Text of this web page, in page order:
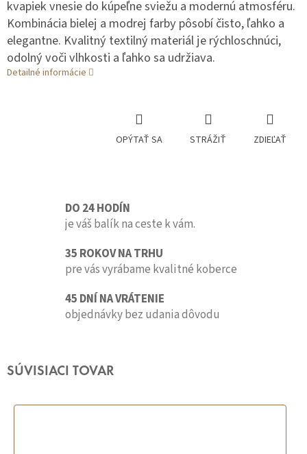
kvapiek vnesie do kúpeľne sviežu a modernú atmosféru.
Kombinácia bielej a modrej farby pôsobí čisto, ľahko a
elegantne. Kvalitný textilný materiál je rýchloschnúci,
odolný voči vlhkosti a ľahko sa udržiava.
Detailné informácie
OPÝTAŤ SA STRÁŽIŤ ZDIEĽAŤ
DO 24 HODÍN
je váš balík na ceste k vám.
35 ROKOV NA TRHU
pre vás vyrábame kvalitné koberce
45 DNÍ NA VRÁTENIE
objednávky bez udania dôvodu
SÚVISIACI TOVAR